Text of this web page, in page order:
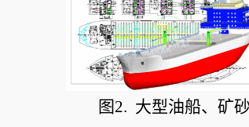
图2.  大型油船、矿